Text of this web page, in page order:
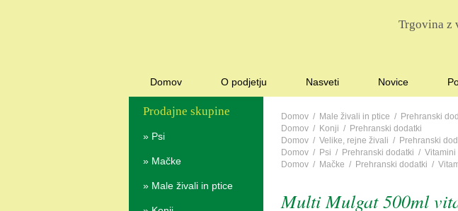
Trgovina z
Domov O podjetju Nasveti Novice
Prodajne skupine
» Psi
» Mačke
» Male živali in ptice
Domov / Male živali in ptice / Prehranski
Domov / Konji / Prehranski dodatki
Domov / Velike, rejne živali / Prehranski
Domov / Psi / Prehranski dodatki / Vitamini
Domov / Mačke / Prehranski dodatki /
Multi Mulgat 500ml